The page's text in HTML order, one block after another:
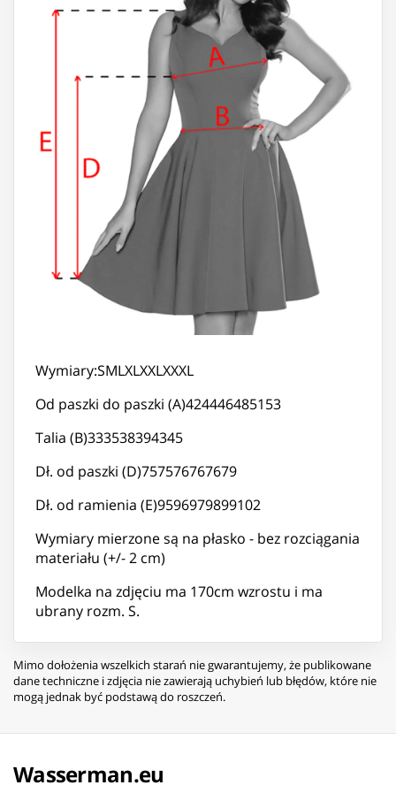
Wymiary:SMLXLXXLXXXL
Od paszki do paszki (A)424446485153
Talia (B)333538394345
Dł. od paszki (D)757576767679
Dł. od ramienia (E)9596979899102
Wymiary mierzone są na płasko - bez rozciągania
materiału (+/- 2 cm)
Modelka na zdjęciu ma 170cm wzrostu i ma
ubrany rozm. S.
Mimo dołożenia wszelkich starań nie gwarantujemy, że publikowane
dane techniczne i zdjęcia nie zawierają uchybień lub błędów, które nie
mogą jednak być podstawą do roszczeń.
Wasserman.eu